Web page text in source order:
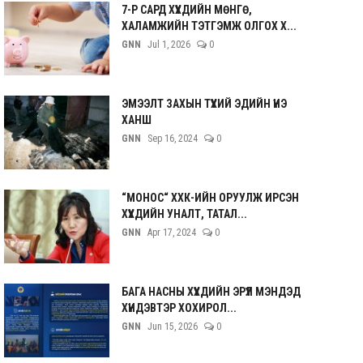
7-Р САРД ХҮҮХДИЙН МӨНГӨ,
ХАЛАМЖИЙН ТЭТГЭМЖ ОЛГОХ Х...
GNN Jul 1, 2026 0
ЭМЭЭЛТ ЗАХЫН ТҮҮХИЙ ЭДИЙН ҮНЭ
ХАНШ
GNN Sep 16, 2024 0
“МОНОС“ ХХК-ИЙН ОРУУЛЖ ИРСЭН
ХҮҮХДИЙН УНАЛТ, ТАТАЛ...
GNN Apr 17, 2024 0
БАГА НАСНЫ ХҮҮХДИЙН ЭРҮҮЛ МЭНДЭД
ХҮНДЭВТЭР ХОХИРОЛ...
GNN Jun 15, 2026 0